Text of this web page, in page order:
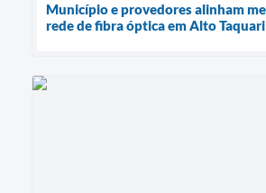
Município e provedores alinham
rede de fibra óptica em Alto Taquari